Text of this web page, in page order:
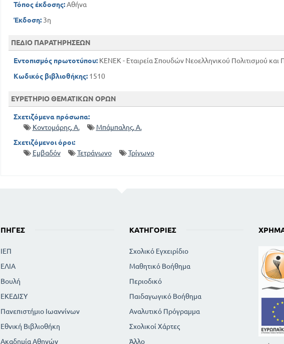
Τόπος έκδοσης:Αθήνα
Έκδοση:3η
ΠΕΔΙΟ ΠΑΡΑΤΗΡΗΣΕΩΝ
Εντοπισμός πρωτοτύπου:ΚΕΝΕΚ - Εταιρεία Σπουδών Νεοελληνικού Πολιτισμού και
Κωδικός βιβλιοθήκης:1510
ΕΥΡΕΤΗΡΙΟ ΘΕΜΑΤΙΚΩΝ ΟΡΩΝ
Σχετιζόμενα πρόσωπα:
Κοντομάρης, Α.
Μπάμπαλης, Α.
Σχετιζόμενοι όροι:
Εμβαδόν
Τετράγωνο Τρίγωνο
ΠΗΓΈΣ
ΙΕΠ
ΕΛΙΑ
Βουλή
ΕΚΕΔΙΣΥ
Πανεπιστήμιο Ιωαννίνων
Εθνική Βιβλιοθήκη
Ακαδημία Αθηνών
ΚΑΤΗΓΟΡΊΕΣ
Σχολικό Εγχειρίδιο
Μαθητικό Βοήθημα
Περιοδικό
Παιδαγωγικό Βοήθημα
Αναλυτικό Πρόγραμμα
Σχολικοί Χάρτες
Άλλο